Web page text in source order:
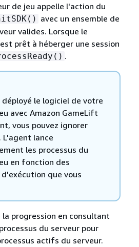
de jeu appelle l'action du
avec un ensemble de
valides. Lorsque le
prêt à héberger une session
.
déployé le logiciel de votre
avec Amazon GameLift
vous pouvez ignorer
lance
les processus du
en fonction des
que vous
la progression en consultant
du serveur pour
actifs du serveur.